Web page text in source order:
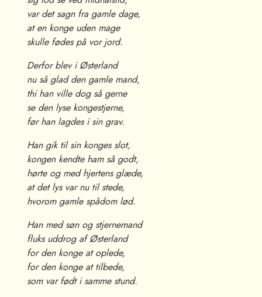
var det sagn fra gamle dage,
at en konge uden mage
skulle fødes på vor jord.
Derfor blev i Østerland
nu så glad den gamle mand,
thi han ville dog så gerne
se den lyse kongestjerne,
før han lagdes i sin grav.
Han gik til sin konges slot,
kongen kendte ham så godt,
hørte og med hjertens glæde,
at det lys var nu til stede,
hvorom gamle spådom lød.
Han med søn og stjernemand
fluks uddrog af Østerland
for den konge at oplede,
for den konge at tilbede,
som var født i samme stund.